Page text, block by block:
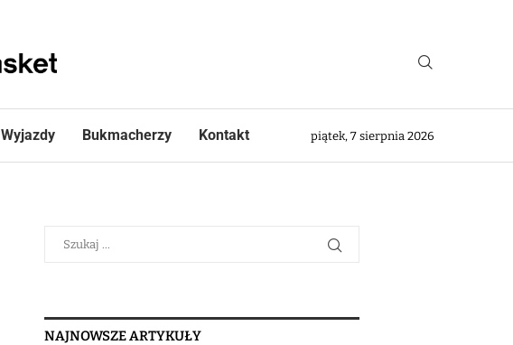
Wyjazdy Bukmacherzy Kontakt piątek, 7 sierpnia 2026
NAJNOWSZE ARTYKUŁY